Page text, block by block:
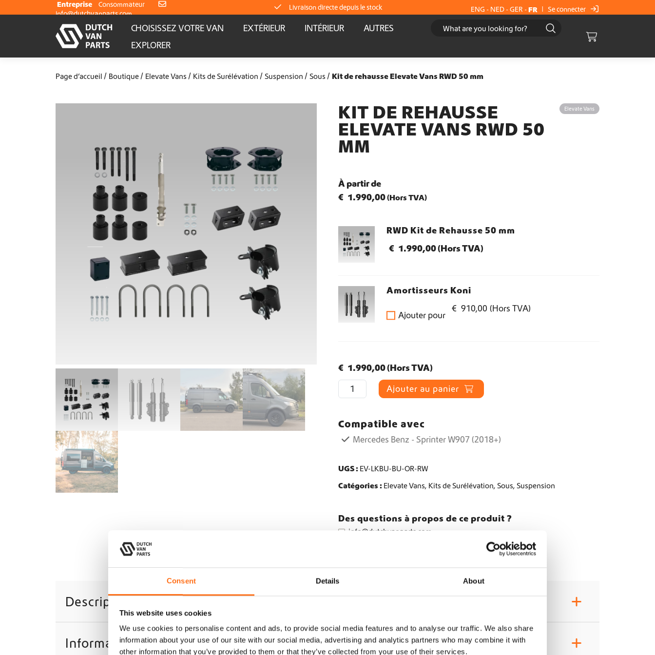
Consent Details About
This website uses cookies
We use cookies to personalise content and ads, to provide social media features and to analyse our traffic. We also share
information about your use of our site with our social media, advertising and analytics partners who may combine it with
other information that you’ve provided to them or that they’ve collected from your use of their services.
Entreprise
Consommateur
info@dutchvanparts.com
Livraison mondiale
Équipement pour fourgons aménagés Crafter et Sprinter
Livraison directe depuis le stock
Livraison mondiale
Équipement pour fourgons aménagés Crafter et Sprinter
Livraison directe depuis le stock
Équipement pour fourgons aménagés Crafter et Sprinter
ENG - NED -GER -FR Se connecter
CHOISISSEZ VOTRE VAN EXTÉRIEUR INTÉRIEUR
AUTRES
EXPLORER
Cart
Page d’accueil Boutique Elevate Vans Kits de Surélévation Suspension Sous Kit de rehausse Elevate Vans RWD 50 mm
KIT DE REHAUSSE
ELEVATE VANS RWD 50
MM
Elevate Vans
À partir de
€ 1.990,00(Hors TVA)
RWD Kit de Rehausse 50 mm
€ 1.990,00(Hors TVA)
Amortisseurs Koni
Ajouter pour
€ 910,00 (Hors TVA)
€ 1.990,00(Hors TVA)
q
t
d
K
d
e
a
u
s
l
e
v
Ajouter au panier
Compatible avec
Mercedes Benz - Sprinter W907 (2018+)
UGS : EV-LKBU-BU-OR-RW
Catégories : Elevate Vans, Kits de Surélévation,Sous,Suspension
Des questions à propos de ce produit ?
info@dutchvanparts.com
Description +
Informations complémentaires +